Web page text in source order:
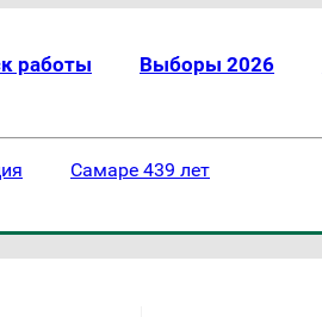
работы Выборы 2026
Самаре 439 лет